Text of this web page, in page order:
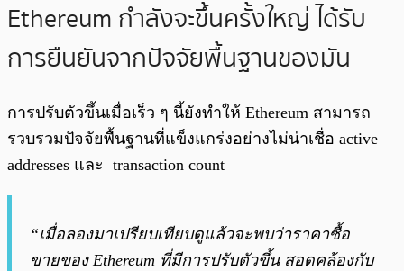
Ethereum กำลังจะขึ้นครั้งใหญ่ ได้รับ
การยืนยันจากปัจจัยพื้นฐานของมัน
การปรับตัวขึ้นเมื่อเร็ว ๆ นี้ยังทำให้ Ethereum สามารถ
รวบรวมปัจจัยพื้นฐานที่แข็งแกร่งอย่างไม่น่าเชื่อ active
addresses และ transaction count
“เมื่อลองมาเปรียบเทียบดูแล้วจะพบว่าราคาซื้อ
ขายของ Ethereum ที่มีการปรับตัวขึ้น สอดคล้องกับ